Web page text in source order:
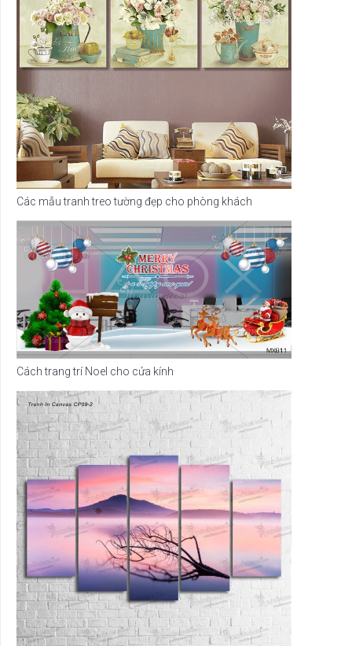
Các mẫu tranh treo tường đẹp cho phòng khách
Cách trang trí Noel cho cửa kính